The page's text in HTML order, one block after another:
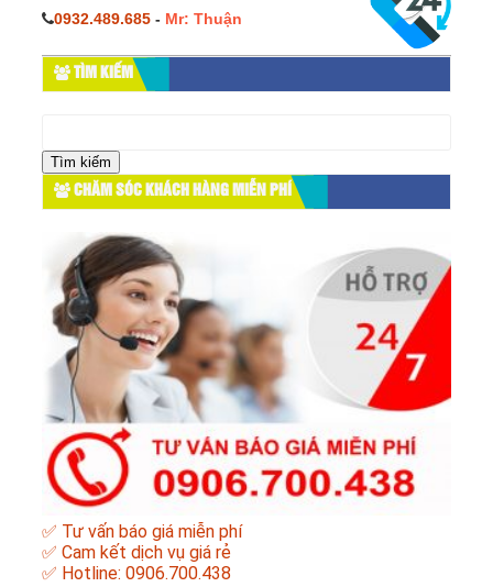
0932.489.685 - Mr: Thuận
TÌM KIẾM
cho:
CHĂM SÓC KHÁCH HÀNG MIỄN PHÍ
✅ Tư vấn báo giá miễn phí
✅ Cam kết dịch vụ giá rẻ
✅ Hotline: 0906.700.438